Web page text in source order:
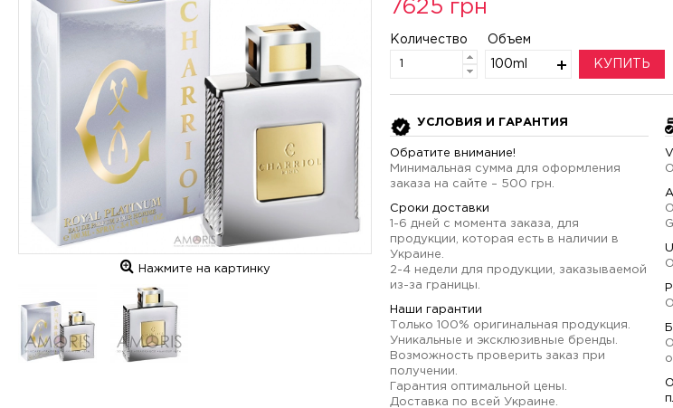
Нажмите на картинку
7625 грн
Количество Объем
100ml КУПИТЬ
УСЛОВИЯ И ГАРАНТИЯ
Обратите внимание!
Минимальная сумма для оформления
заказа на сайте – 500 грн.
Сроки доставки
1-6 дней с момента заказа, для
продукции, которая есть в наличии в
Украине.
2-4 недели для продукции, заказываемой
из-за границы.
Наши гарантии
Только 100% оригинальная продукция.
Уникальные и эксклюзивные бренды.
Возможность проверить заказ при
получении.
Гарантия оптимальной цены.
Доставка по всей Украине.